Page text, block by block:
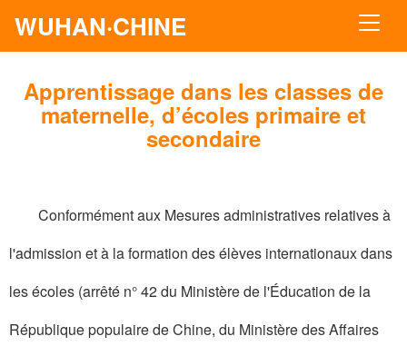
WUHAN·CHINE
Apprentissage dans les classes de
maternelle, d’écoles primaire et
secondaire
Conformément aux Mesures administratives relatives à
l'admission et à la formation des élèves internationaux dans
les écoles (arrêté n° 42 du Ministère de l'Éducation de la
République populaire de Chine, du Ministère des Affaires